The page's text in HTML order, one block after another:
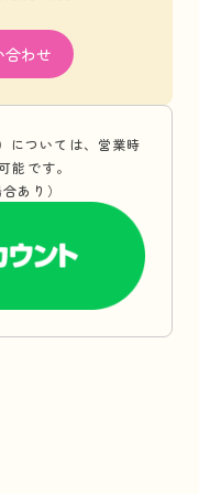
合わせ
については、営業時
能です。
あり）